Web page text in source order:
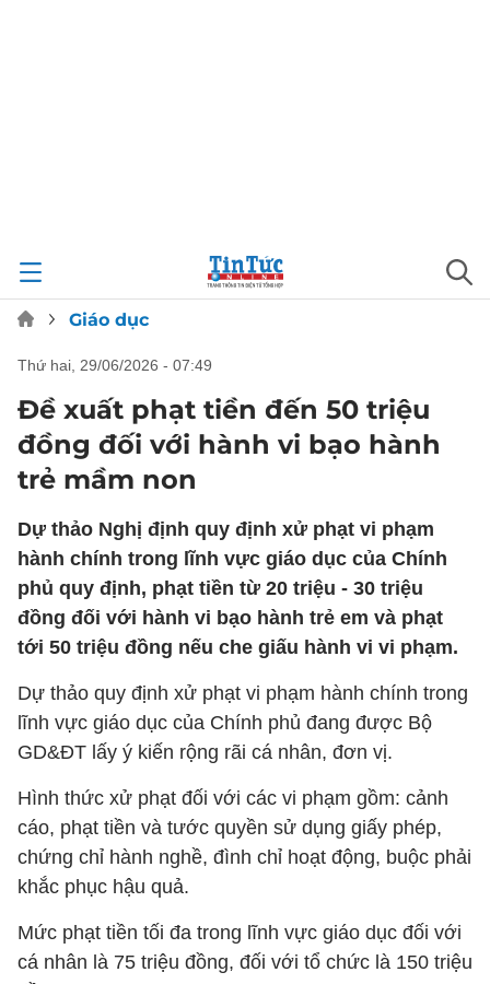
Giáo dục
thứ hai, 29/06/2026 - 07:49
Đề xuất phạt tiền đến 50 triệu
đồng đối với hành vi bạo hành
trẻ mầm non
Dự thảo Nghị định quy định xử phạt vi phạm
hành chính trong lĩnh vực giáo dục của Chính
phủ quy định, phạt tiền từ 20 triệu - 30 triệu
đồng đối với hành vi bạo hành trẻ em và phạt
tới 50 triệu đồng nếu che giấu hành vi vi phạm.
Dự thảo quy định xử phạt vi phạm hành chính trong
lĩnh vực giáo dục của Chính phủ đang được Bộ
GD&ĐT lấy ý kiến rộng rãi cá nhân, đơn vị.
Hình thức xử phạt đối với các vi phạm gồm: cảnh
cáo, phạt tiền và tước quyền sử dụng giấy phép,
chứng chỉ hành nghề, đình chỉ hoạt động, buộc phải
khắc phục hậu quả.
Mức phạt tiền tối đa trong lĩnh vực giáo dục đối với
cá nhân là 75 triệu đồng, đối với tổ chức là 150 triệu